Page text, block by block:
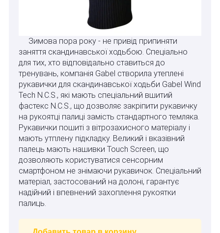
Зимова пора року - не привід припиняти
заняття скандинавської ходьбою. Спеціально
для тих, хто відповідально ставиться до
тренувань, компанія Gabel створила утеплені
рукавички для скандинавської ходьби Gabel Wind
Tech N.C.S., які мають спеціальний вшитий
фастекс N.C.S., що дозволяє закріпити рукавичку
на рукоятці палиці замість стандартного темляка.
Рукавички пошиті з вітрозахисного матеріалу і
мають утплену підкладку. Великий і вказівний
палець мають нашивки Touch Screen, що
дозволяють користуватися сенсорним
смартфоном не знімаючи рукавичок. Спеціальний
матеріал, застосований на долоні, гарантує
надійний і впевнений захоплення рукоятки
палиць.